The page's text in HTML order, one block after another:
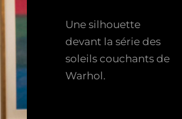
Une silhouette
devant la série des
soleils couchants de
Warhol.